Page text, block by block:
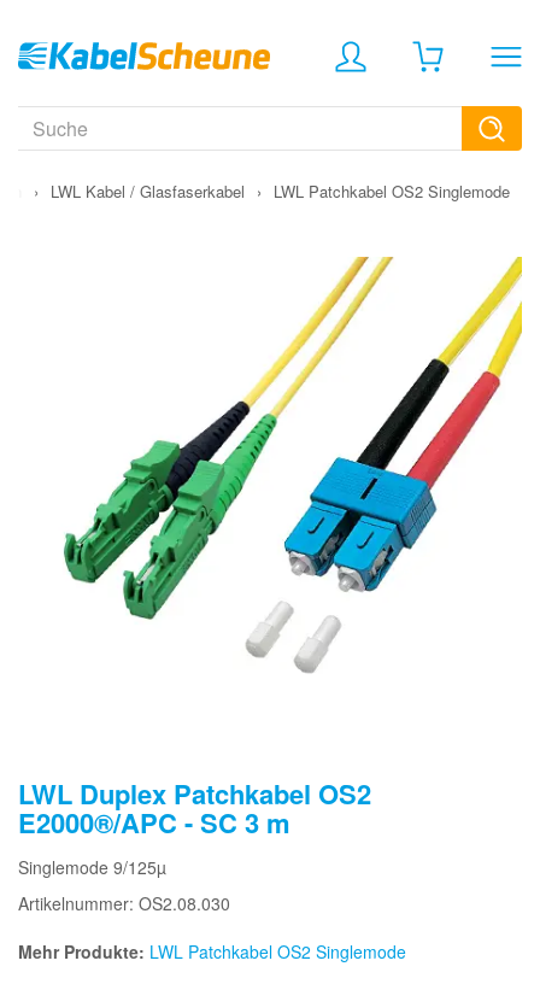
› LWL Kabel / Glasfaserkabel › LWL Patchkabel OS2 Singlemode
LWL Duplex Patchkabel OS2
E2000®/APC - SC 3 m
Singlemode 9/125µ
Artikelnummer: OS2.08.030
Mehr Produkte: LWL Patchkabel OS2 Singlemode